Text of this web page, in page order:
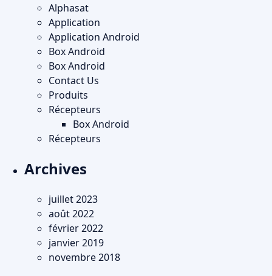
Alphasat
Application
Application Android
Box Android
Box Android
Contact Us
Produits
Récepteurs
Box Android
Récepteurs
Archives
juillet 2023
août 2022
février 2022
janvier 2019
novembre 2018